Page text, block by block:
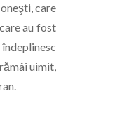
care
au fost
uimit,